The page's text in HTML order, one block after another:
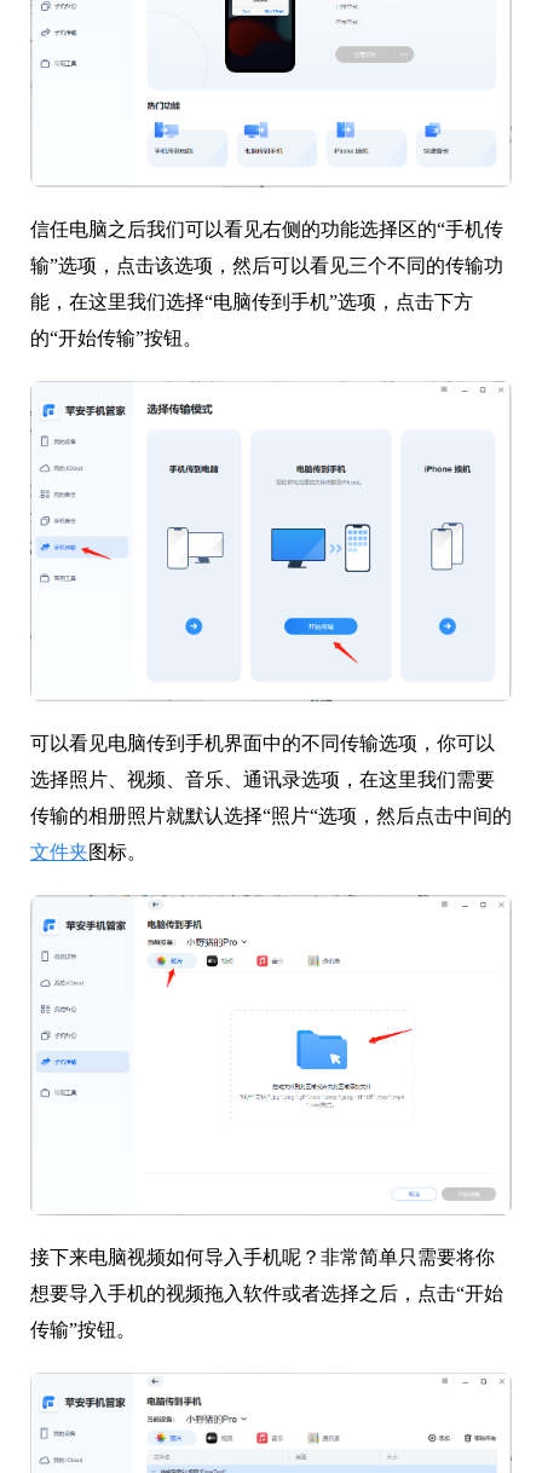
信任电脑之后我们可以看见右侧的功能选择区的“手机传
输”选项，点击该选项，然后可以看见三个不同的传输功
能，在这里我们选择“电脑传到手机”选项，点击下方
的“开始传输”按钮。
可以看见电脑传到手机界面中的不同传输选项，你可以
选择照片、视频、音乐、通讯录选项，在这里我们需要
传输的相册照片就默认选择“照片“选项，然后点击中间的
文件夹图标。
接下来电脑视频如何导入手机呢？非常简单只需要将你
想要导入手机的视频拖入软件或者选择之后，点击“开始
传输”按钮。